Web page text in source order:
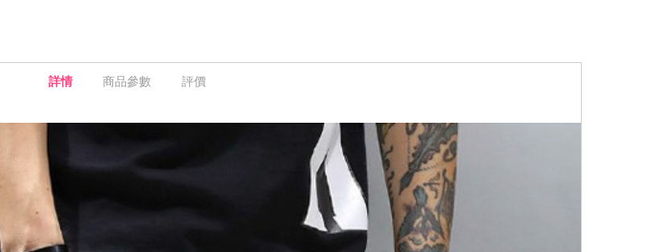
詳情 商品參數 評價